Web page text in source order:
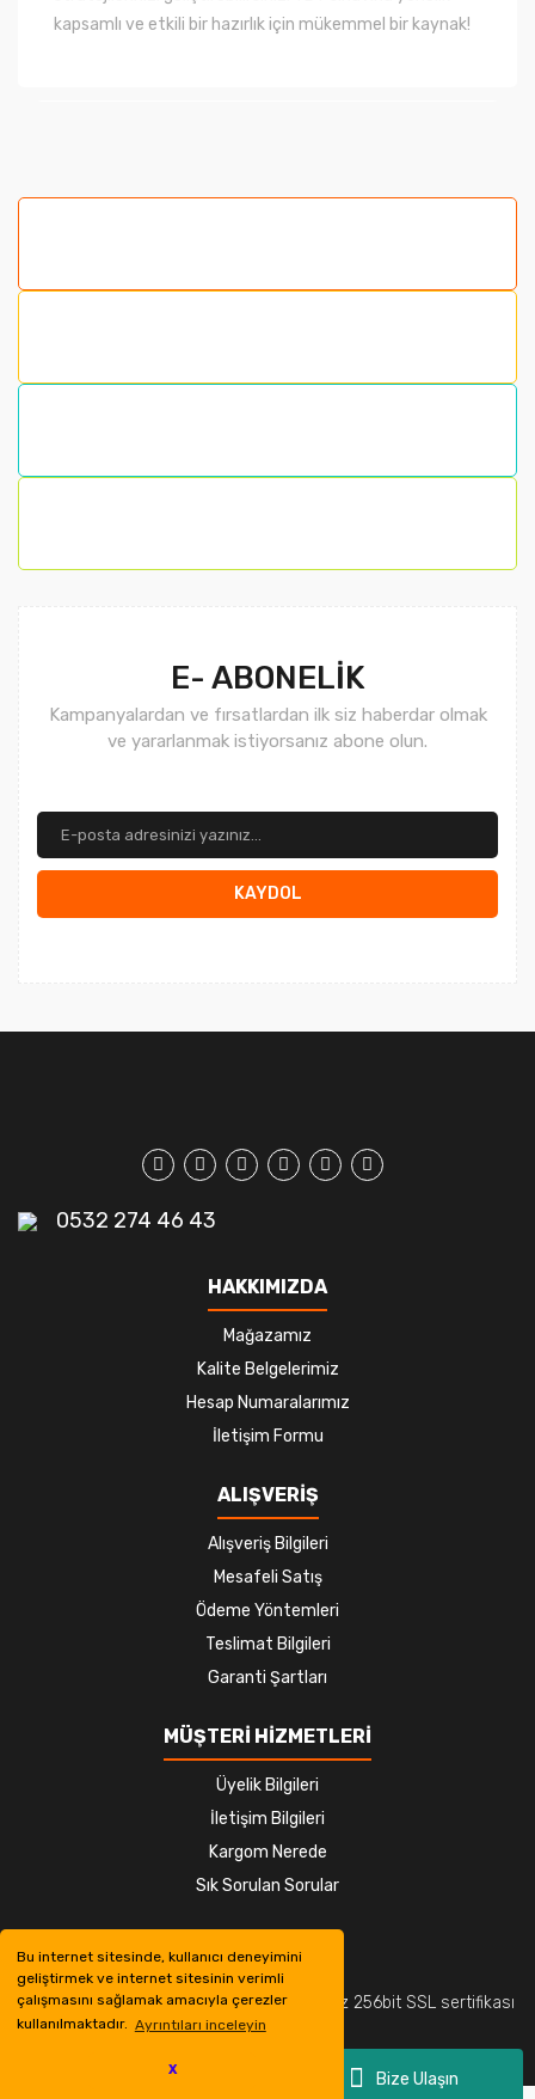
Bu internet sitesinde, kullanıcı deneyimini
geliştirmek ve internet sitesinin verimli
çalışmasını sağlamak amacıyla çerezler
kullanılmaktadır. Ayrıntıları inceleyin
X Bize Ulaşın
kapsamlı ve etkili bir hazırlık için mükemmel bir kaynak!
Bu ürüne benzer farklı alternatifler olmalı.
E- ABONELİK
Kampanyalardan ve fırsatlardan ilk siz haberdar olmak
ve yararlanmak istiyorsanız abone olun.
KAYDOL
0532 274 46 43
HAKKIMIZDA
Mağazamız
Kalite Belgelerimiz
Hesap Numaralarımız
İletişim Formu
ALIŞVERİŞ
Alışveriş Bilgileri
Mesafeli Satış
Ödeme Yöntemleri
Teslimat Bilgileri
Garanti Şartları
MÜŞTERİ HİZMETLERİ
Üyelik Bilgileri
İletişim Bilgileri
Kargom Nerede
Sık Sorulan Sorular
© Tüm hakları saklıdır. Kredi kartı bilgileriniz 256bit SSL sertifikası
ile korunmaktadır.